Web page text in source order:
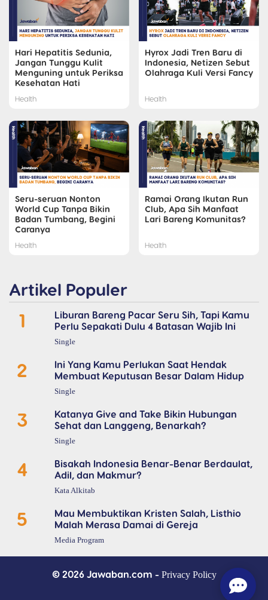
Hari Hepatitis Sedunia,
Jangan Tunggu Kulit
Menguning untuk Periksa
Kesehatan Hati
Health
Hyrox Jadi Tren Baru di
Indonesia, Netizen Sebut
Olahraga Kuli Versi Fancy
Health
Seru-seruan Nonton
World Cup Tanpa Bikin
Badan Tumbang, Begini
Caranya
Health
Ramai Orang Ikutan Run
Club, Apa Sih Manfaat
Lari Bareng Komunitas?
Health
Artikel Populer
1
Liburan Bareng Pacar Seru Sih, Tapi Kamu
Perlu Sepakati Dulu 4 Batasan Wajib Ini
Single
2
Ini Yang Kamu Perlukan Saat Hendak
Membuat Keputusan Besar Dalam Hidup
Single
3
Katanya Give and Take Bikin Hubungan
Sehat dan Langgeng, Benarkah?
Single
4
Bisakah Indonesia Benar-Benar Berdaulat,
Adil, dan Makmur?
Kata Alkitab
5
Mau Membuktikan Kristen Salah, Listhio
Malah Merasa Damai di Gereja
Media Program
© 2026 Jawaban.com - Privacy Policy